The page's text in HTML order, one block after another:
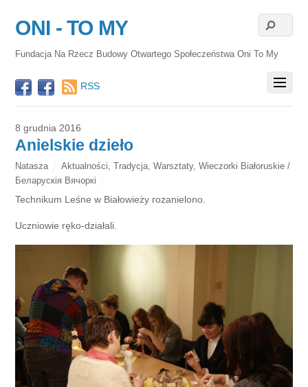
ONI - TO MY
Fundacja Na Rzecz Budowy Otwartego Społeczeństwa Oni To My
RSS
8 grudnia 2016
Anielskie dzieło
Natasza Aktualności Tradycja Warsztaty, Wieczorki Białoruskie /
Беларускія Вячоркі
Technikum Leśne w Białowieży rozanielono.
Uczniowie ręko-działali.